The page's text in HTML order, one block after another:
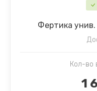
Фертика унив.
Кол-во
1